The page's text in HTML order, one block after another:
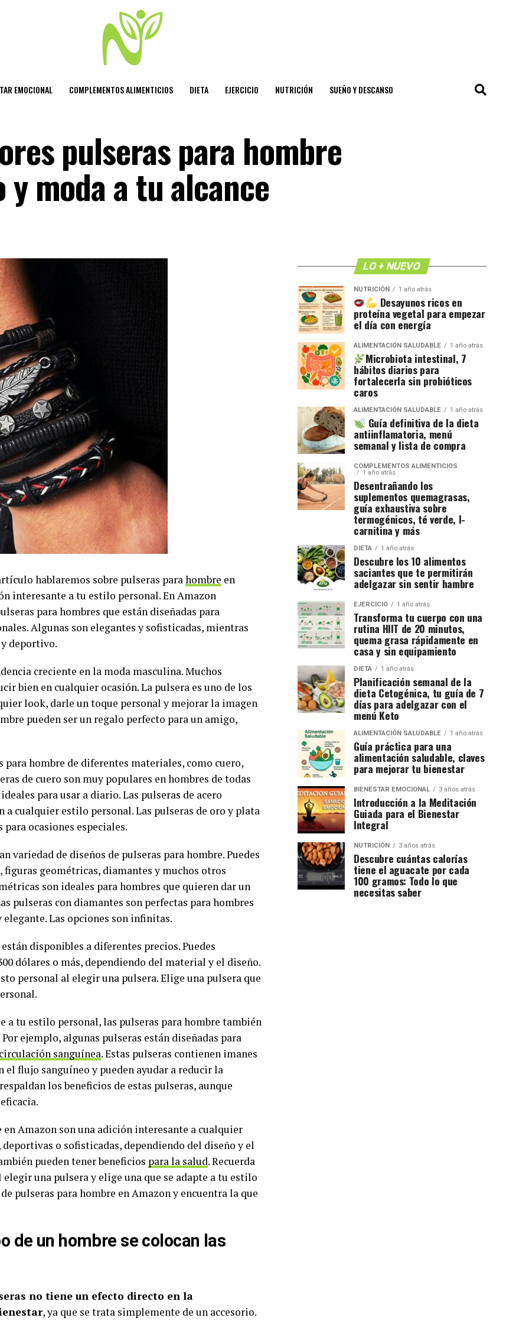
EMOCIONAL COMPLEMENTOS ALIMENTICIOS DIETA EJERCICIO NUTRICIÓN SUEÑO Y DESCANSO
pulseras para hombre
moda a tu alcance
hablaremos sobre pulseras parahombre en
interesante a tu estilo personal. En Amazon
para hombres que están diseñadas para
Algunas son elegantes y sofisticadas, mientras
deportivo.
creciente en la moda masculina. Muchos
bien en cualquier ocasión. La pulsera es uno de los
look, darle un toque personal y mejorar la imagen
pueden ser un regalo perfecto para un amigo,
para hombre de diferentes materiales, como cuero,
de cuero son muy populares en hombres de todas
para usar a diario. Las pulseras de acero
a cualquier estilo personal. Las pulseras de oro y plata
ocasiones especiales.
variedad de diseños de pulseras para hombre. Puedes
figuras geométricas, diamantes y muchos otros
son ideales para hombres que quieren dar un
pulseras con diamantes son perfectas para hombres
Las opciones son infinitas.
disponibles a diferentes precios. Puedes
dólares o más, dependiendo del material y el diseño.
personal al elegir una pulsera. Elige una pulsera que
a tu estilo personal, las pulseras para hombre también
Por ejemplo, algunas pulseras están diseñadas para
sanguínea. Estas pulseras contienen imanes
flujo sanguíneo y pueden ayudar a reducir la
los beneficios de estas pulseras, aunque
en Amazon son una adición interesante a cualquier
o sofisticadas, dependiendo del diseño y el
pueden tener beneficios para la salud. Recuerda
una pulsera y elige una que se adapte a tu estilo
pulseras para hombre en Amazon y encuentra la que
de un hombre se colocan las
no tiene un efecto directo en la
, ya que se trata simplemente de un accesorio.
LO + NUEVO
NUTRICIÓN 1 año atrás
Desayunos ricos en
proteína vegetal para empezar
el día con energía
ALIMENTACIÓN SALUDABLE 1 año atrás
Microbiota intestinal, 7
hábitos diarios para
fortalecerla sin probióticos
caros
ALIMENTACIÓN SALUDABLE 1 año atrás
Guía definitiva de la dieta
antiinflamatoria, menú
semanal y lista de compra
COMPLEMENTOS ALIMENTICIOS
1 año atrás
Desentrañando los
suplementos quemagrasas,
guía exhaustiva sobre
termogénicos, té verde, l-
carnitina y más
DIETA 1 año atrás
Descubre los 10 alimentos
saciantes que te permitirán
adelgazar sin sentir hambre
EJERCICIO 1 año atrás
Transforma tu cuerpo con una
rutina HIIT de 20 minutos,
quema grasa rápidamente en
casa y sin equipamiento
DIETA 1 año atrás
Planificación semanal de la
dieta Cetogénica, tu guía de 7
días para adelgazar con el
menú Keto
ALIMENTACIÓN SALUDABLE 1 año atrás
Guía práctica para una
alimentación saludable, claves
para mejorar tu bienestar
BIENESTAR EMOCIONAL 3 años atrás
Introducción a la Meditación
Guiada para el Bienestar
Integral
NUTRICIÓN 3 años atrás
Descubre cuántas calorías
tiene el aguacate por cada
100 gramos: Todo lo que
necesitas saber